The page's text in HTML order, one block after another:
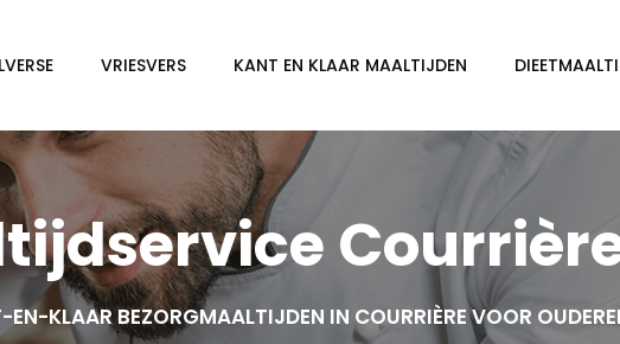
VRIESVERS KANT EN KLAAR MAALTIJDEN
EN-KLAAR BEZORGMAALTIJDEN IN COURRIÈRE VOOR